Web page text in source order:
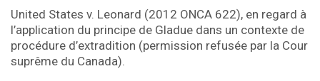
United States v. Leonard (2012 ONCA 622), en regard à
l’application du principe de Gladue dans un contexte de
procédure d’extradition (permission refusée par la Cour
suprême du Canada).